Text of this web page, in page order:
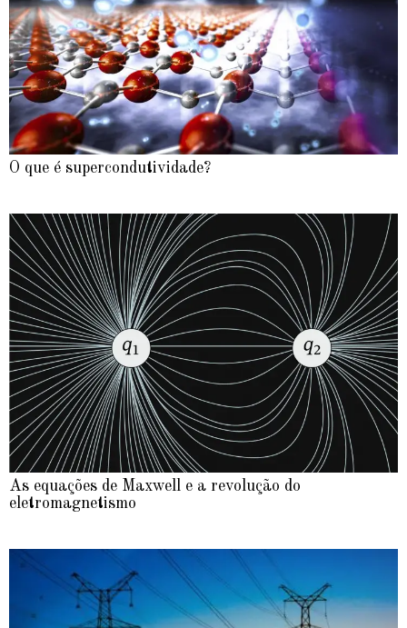
O que é supercondutividade?
As equações de Maxwell e a revolução do
eletromagnetismo